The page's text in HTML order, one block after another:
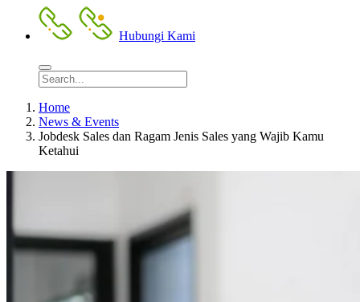
Hubungi Kami
Home
News & Events
Jobdesk Sales dan Ragam Jenis Sales yang Wajib Kamu
Ketahui